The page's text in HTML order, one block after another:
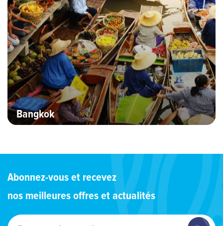
Bangkok
Abonnez-vous et recevez
nos meilleures offres et actualités
Entrez